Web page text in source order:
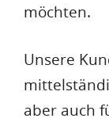
möchten.
Unsere
aber auch